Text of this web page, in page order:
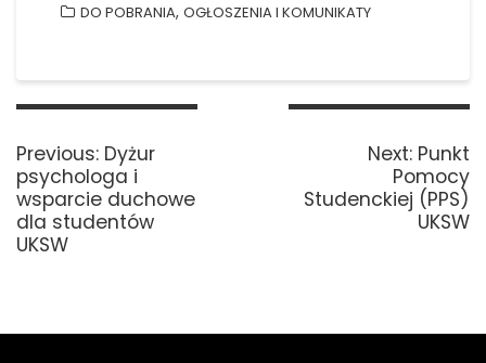
DO POBRANIA, OGŁOSZENIA I KOMUNIKATY
Nawigacja
Previous: Previous
post:
Dyżur
psychologa i
wsparcie duchowe
dla studentów
UKSW
Next: Next
post:
Punkt
Pomocy
Studenckiej (PPS)
UKSW